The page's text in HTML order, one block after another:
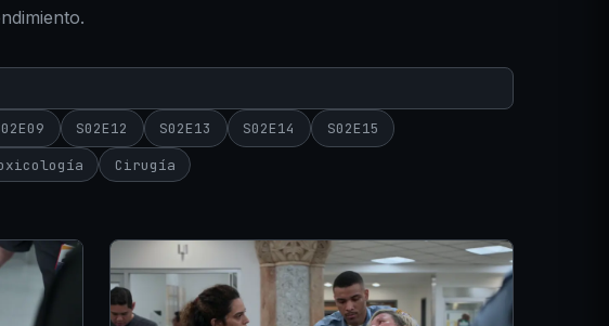
S02E12 S02E13 S02E14 S02E15
Cirugía